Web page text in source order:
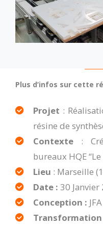
Plus d’infos sur cette
Projet :
résine de
Contexte :
bureaux HQE
Lieu : Marseille
Date : 30 Janvier
Conception :
Transformation